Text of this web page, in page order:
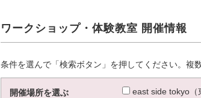
ワークショップ・体験教室 開催情報
条件を選んで「検索ボタン」を押してください。複
開催場所を選ぶ east side tokyo（